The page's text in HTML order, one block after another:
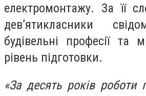
електромонтажу. За її
дев’ятикласники
будівельні професії та
рівень підготовки.
«За десять років роботи